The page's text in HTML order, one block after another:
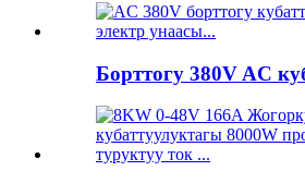
Борттогу 380V AC